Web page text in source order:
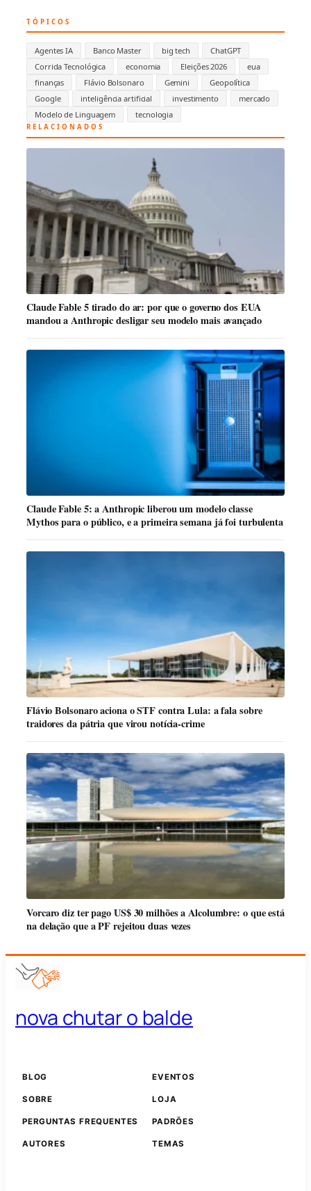
TÓPICOS
Agentes IA Banco Master big tech
ChatGPT
Corrida Tecnológica
economia Eleições 2026
eua
finanças
Flávio Bolsonaro Gemini
Geopolítica
Google
inteligência artificial investimento
mercado
Modelo de Linguagem
tecnologia
RELACIONADOS
Claude Fable 5 tirado do ar: por que o governo dos EUA
mandou a Anthropic desligar seu modelo mais avançado
Claude Fable 5: a Anthropic liberou um modelo classe
Mythos para o público, e a primeira semana já foi turbulenta
Flávio Bolsonaro aciona o STF contra Lula: a fala sobre
traidores da pátria que virou notícia-crime
Vorcaro diz ter pago US$ 30 milhões a Alcolumbre: o que está
na delação que a PF rejeitou duas vezes
nova chutar o balde
BLOG
SOBRE
PERGUNTAS FREQUENTES
AUTORES
EVENTOS
LOJA
PADRÕES
TEMAS